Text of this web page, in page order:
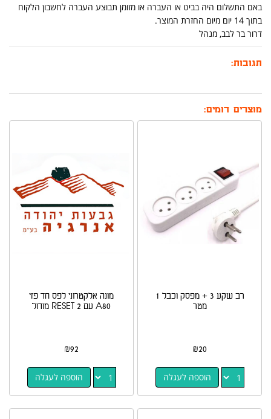
באם התשלום היה בביט או העברה או מזומן תבוצע העברה לחשבון הלקוח
בתוך 14 יום מיום החזרת המוצר.
דרור בר לבב, מנהל
תגובות:
מוצרים דומים:
רב שקע 3 + מפסק וכבל 1
מטר
₪20
הוספה לעגלה
מונה אלקטרוני לפס חד פזי
A80 עם RESET 2 מודול
₪92
הוספה לעגלה